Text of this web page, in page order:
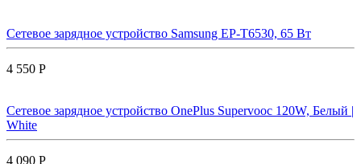
Сетевое зарядное устройство Samsung EP-T6530, 65 Вт
4 550 Р
Сетевое зарядное устройство OnePlus Supervooc 120W, Белый |
White
4 090 Р